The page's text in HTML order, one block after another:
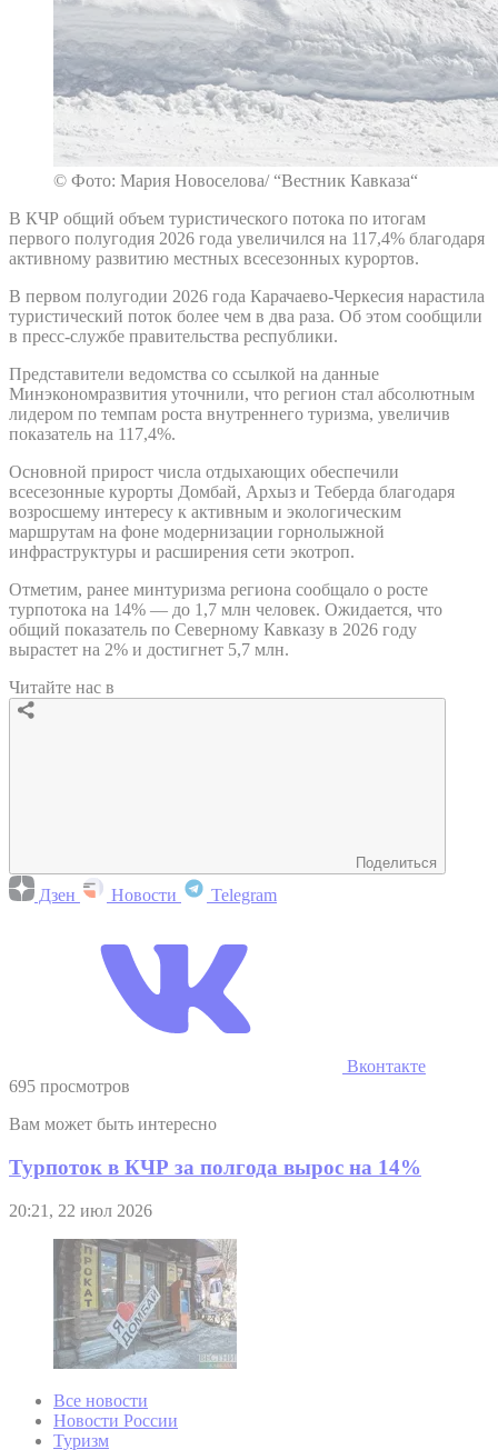
© Фото: Мария Новоселова/ “Вестник Кавказа“
В КЧР общий объем туристического потока по итогам
первого полугодия 2026 года увеличился на 117,4% благодаря
активному развитию местных всесезонных курортов.
В первом полугодии 2026 года Карачаево-Черкесия нарастила
туристический поток более чем в два раза. Об этом сообщили
в пресс-службе правительства республики.
Представители ведомства со ссылкой на данные
Минэкономразвития уточнили, что регион стал абсолютным
лидером по темпам роста внутреннего туризма, увеличив
показатель на 117,4%.
Основной прирост числа отдыхающих обеспечили
всесезонные курорты Домбай, Архыз и Теберда благодаря
возросшему интересу к активным и экологическим
маршрутам на фоне модернизации горнолыжной
инфраструктуры и расширения сети экотроп.
Отметим, ранее минтуризма региона сообщало о росте
турпотока на 14% — до 1,7 млн человек. Ожидается, что
общий показатель по Северному Кавказу в 2026 году
вырастет на 2% и достигнет 5,7 млн.
Читайте нас в
Поделиться
Дзен Новости Telegram
Вконтакте
695 просмотров
Вам может быть интересно
Турпоток в КЧР за полгода вырос на 14%
20:21, 22 июл 2026
Все новости
Новости России
Туризм